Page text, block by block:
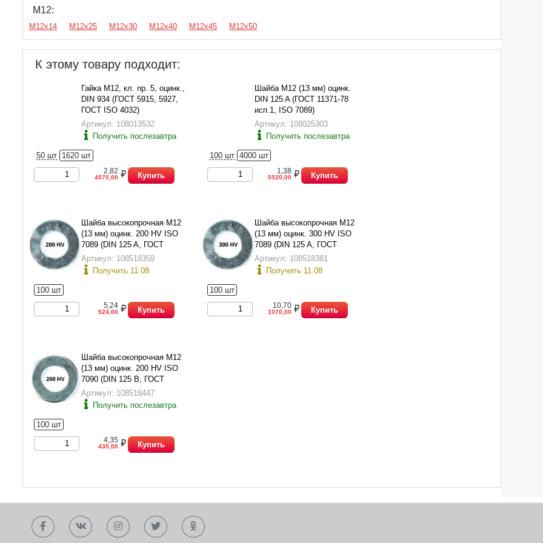
М12:
М12х14 М12х25 М12х30 М12х40 М12х45 М12х50
К этому товару подходит:
Гайка М12, кл. пр. 5, оцинк.,
DIN 934 (ГОСТ 5915, 5927,
ГОСТ ISO 4032)
Артикул: 108013532
Получить послезавтра
50 шт 1620 шт
2,82
4570,00 Купить
Шайба М12 (13 мм) оцинк.
DIN 125 A (ГОСТ 11371-78
исп.1, ISO 7089)
Артикул: 108025303
Получить послезавтра
100 шт 4000 шт
1,38
5520,00 Купить
Шайба высокопрочная М12
(13 мм) оцинк. 200 HV ISO
7089 (DIN 125 A, ГОСТ
11371-78 исп.1)
Артикул: 108518359
Получить 11.08
100 шт
5,24
524,00 Купить
Шайба высокопрочная М12
(13 мм) оцинк. 300 HV ISO
7089 (DIN 125 A, ГОСТ
11371-78 исп.1)
Артикул: 108518381
Получить 11.08
100 шт
10,70
1070,00 Купить
Шайба высокопрочная М12
(13 мм) оцинк. 200 HV ISO
7090 (DIN 125 B, ГОСТ
11371-78 исп.2)
Артикул: 108518447
Получить послезавтра
100 шт
4,35
435,00 Купить